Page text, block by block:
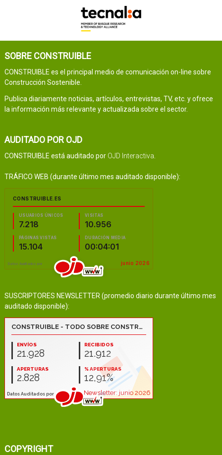
SOBRE CONSTRUIBLE
CONSTRUIBLE es el principal medio de comunicación on-line sobre
Construcción Sostenible.
Publica diariamente noticias, artículos, entrevistas, TV, etc. y ofrece
la información más relevante y actualizada sobre el sector.
AUDITADO POR OJD
CONSTRUIBLE está auditado por OJD Interactiva.
TRÁFICO WEB (durante último mes auditado disponible):
SUSCRIPTORES NEWSLETTER (promedio diario durante último mes
auditado disponible):
COPYRIGHT